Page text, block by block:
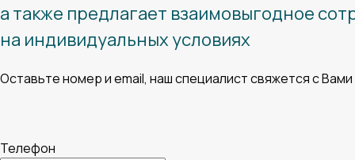
а также предлагает взаимовыгодное
на индивидуальных условиях
Оставьте номер и email, наш специалист свяжется с Вами
Телефон